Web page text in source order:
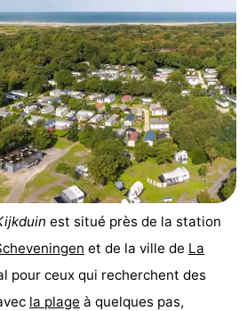
est situé près de la station
et de la ville de La
pour ceux qui recherchent des
la plage à quelques pas,